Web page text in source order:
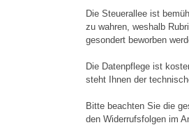
Die Steuerallee ist
zu wahren, weshalb
gesondert beworben
Die Datenpflege ist
steht Ihnen der
Bitte beachten Sie die
den Widerrufsfolgen im